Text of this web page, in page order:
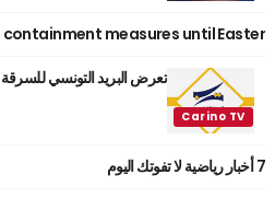
measures until Easter
تعرض البريد التونسي
7 أخبار رياضية لا تفوتك اليوم